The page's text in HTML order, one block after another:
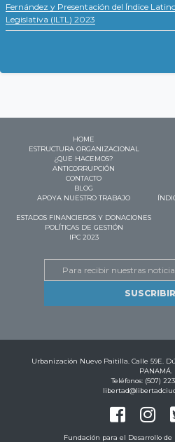
Fernández y Presentación del Índice
Legislativa (ILTL) 2023
HOME
ESTRUCTURA ORGANIZACIONAL
¿QUE HACEMOS?
ANTICORRUPCIÓN
CONTACTO
BLOG
APOYA NUESTRO TRABAJO
ESTADOS FINANCIEROS Y DONACIONES
POLÍTICAS DE GESTIÓN
IPC 2023
Urbanización Nuevo Paitilla. Calle 59E.
PANAMÁ.
Teléfonos: (507)
Fundación para el Desarrollo